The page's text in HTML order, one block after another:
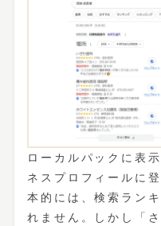
ローカルパックに表
ネスプロフィールに
本的には、検索ラン
れません。しかし「